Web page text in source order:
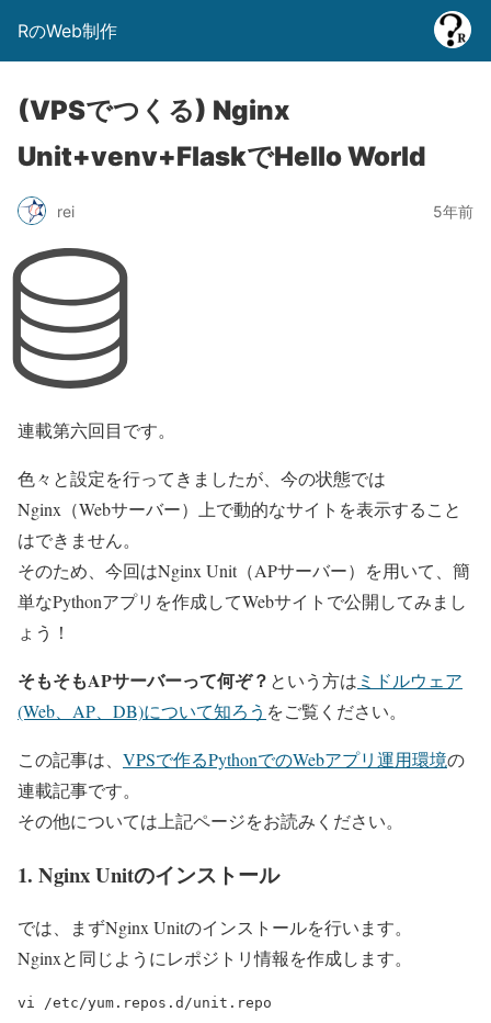
RのWeb制作
(VPSでつくる) Nginx
Unit+venv+FlaskでHello World
rei 5年前
連載第六回目です。
色々と設定を行ってきましたが、今の状態では
Nginx（Webサーバー）上で動的なサイトを表示すること
はできません。
そのため、今回はNginx Unit（APサーバー）を用いて、簡
単なPythonアプリを作成してWebサイトで公開してみまし
ょう！
そもそもAPサーバーって何ぞ？ という方は ミドルウェア
(Web、AP、DB)について知ろう をご覧ください。
この記事は、 VPSで作るPythonでのWebアプリ運用環境の
連載記事です。
その他については上記ページをお読みください。
1. Nginx Unitのインストール
では、まずNginx Unitのインストールを行います。
Nginxと同じようにレポジトリ情報を作成します。